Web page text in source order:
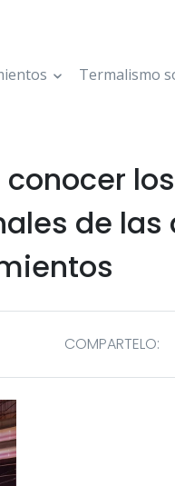
Termalismo
conocer los
de las
COMPARTELO: